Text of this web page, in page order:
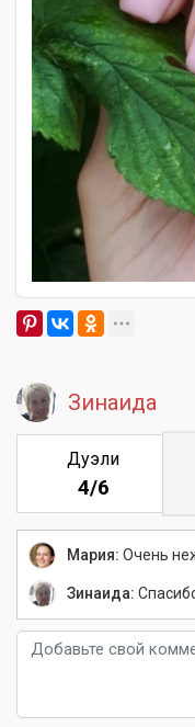
Зинаида
Дуэли
4/6
Мария: Очень
Зинаида: